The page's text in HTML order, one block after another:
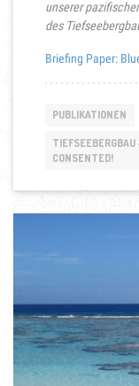
unserer
des
Briefing Paper:
PUBLIKATIONEN
CONSENTED!